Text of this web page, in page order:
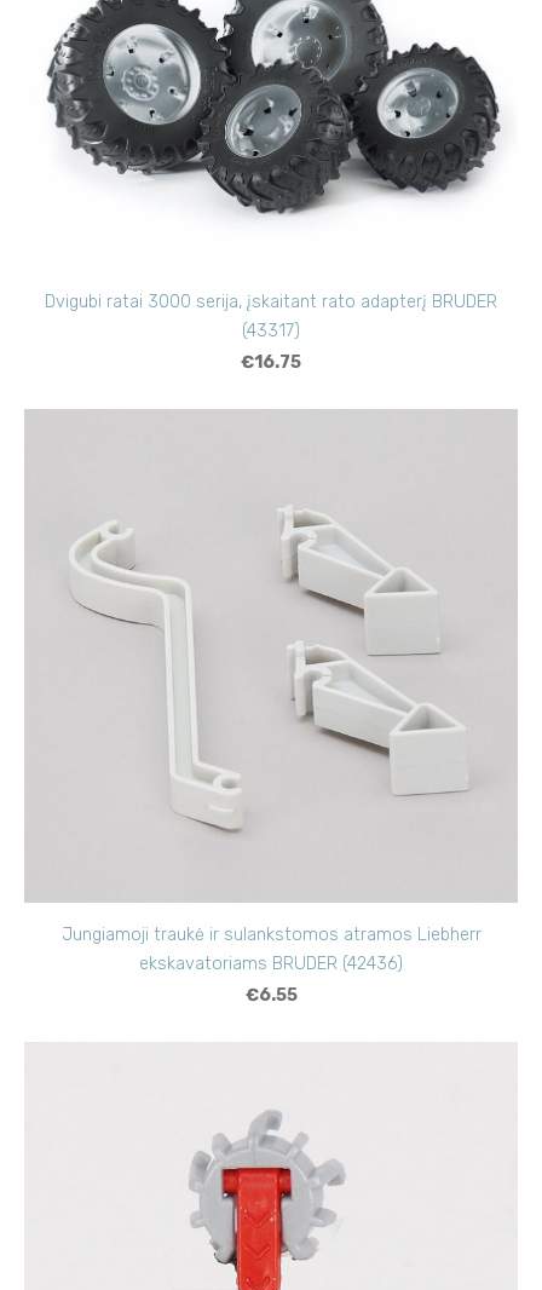
Dvigubi ratai 3000 serija, įskaitant rato adapterį BRUDER
(43317)
€16.75
Jungiamoji traukė ir sulankstomos atramos Liebherr
ekskavatoriams BRUDER (42436)
€6.55